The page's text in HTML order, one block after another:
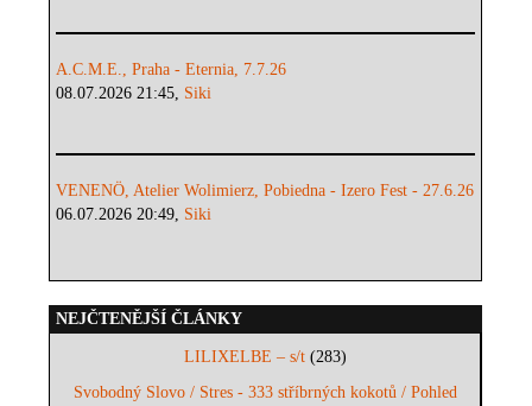
A.C.M.E., Praha - Eternia, 7.7.26
08.07.2026 21:45, Siki
VENENÖ, Atelier Wolimierz, Pobiedna - Izero Fest - 27.6.26
06.07.2026 20:49, Siki
NEJČTENĚJŠÍ ČLÁNKY
LILIXELBE – s/t(283)
Svobodný Slovo / Stres - 333 stříbrných kokotů / Pohled